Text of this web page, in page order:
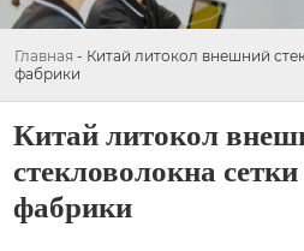
Главная - Китай литокол внешний
фабрики
Китай литокол
стекловолокна
фабрики